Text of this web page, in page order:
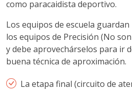
como paracaidista deportivo.
Los equipos de escuela
los equipos de Precisión (No
y debe aprovechárselos para ir
buena técnica de aproximación.
La etapa final (circuito de